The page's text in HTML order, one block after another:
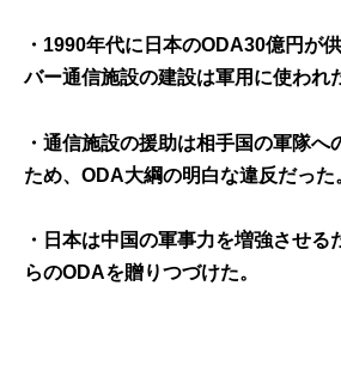
・1990年代に日本のODA30億円が
バー通信施設の建設は軍用に使われ
・通信施設の援助は相手国の軍隊へ
ため、ODA大綱の明白な違反だった
・日本は中国の軍事力を増強させる
らのODAを贈りつづけた。